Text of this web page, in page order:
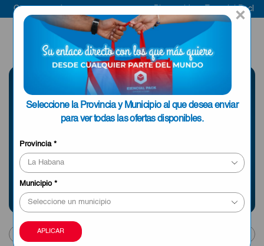
×
Seleccione la Provincia y Municipio al que desea enviar
para ver todas las ofertas disponibles.
Provincia*
Municipio*
APLICAR
Compra aquí Bienvenido a Esencial Pack
ENVIAR A LA
HABANA
SELECCIONE UNA
PROVINCIA
Información sobre envíos y tiempos de entrega